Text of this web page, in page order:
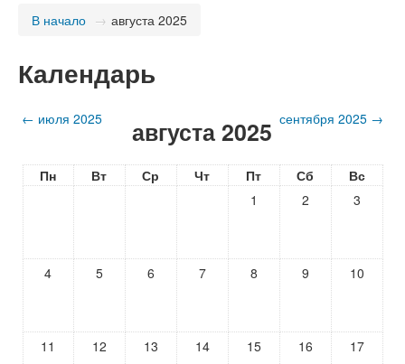
В начало → августа 2025
Календарь
← июля 2025 августа 2025 сентября 2025 →
Пн Вт Ср Чт Пт Сб
Вс
1
2 3
4 5 6 7 8 9 10
11 12 13 14 15 16 17